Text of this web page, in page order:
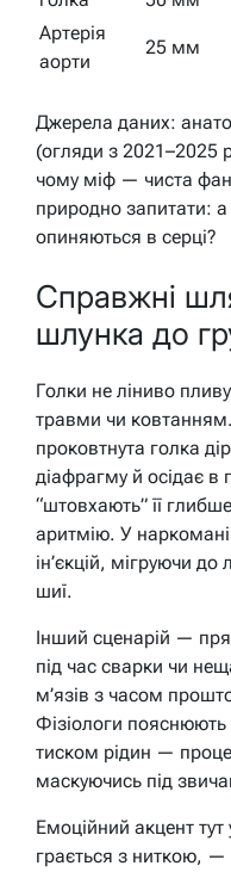
Артерія
аорти
25 мм
Джерела даних:
(огляди з 2021–2025
чому міф — чиста
природно запитати:
опиняються в серці?
Справжні
шлунка до
Голки не ліниво
травми чи
проковтнута голка
діафрагму й осідає в
“штовхають” її
аритмію. У
ін’єкцій, мігруючи
шиї.
Інший сценарій —
під час сварки чи
м’язів з часом
Фізіологи пояснюють
тиском рідин —
маскуючись під
Емоційний акцент тут
грається з ниткою, —